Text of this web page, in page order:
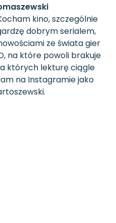
kino, szczególnie
dobrym serialem,
ze świata gier
na które powoli brakuje
których lekturę ciągle
na Instagramie jako